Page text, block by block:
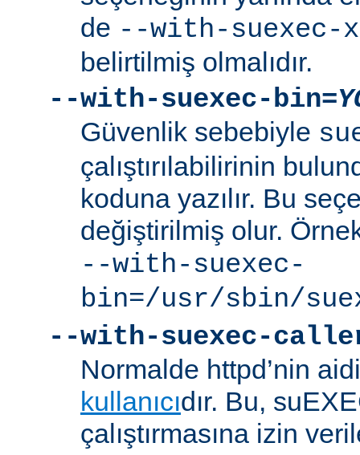
de --with-suexec-
belirtilmiş olmalıdır.
--with-suexec-bin=
Güvenlik sebebiyle
çalıştırılabilirinin
koduna yazılır. Bu
değiştirilmiş olur.
--with-suexec-
bin=/usr/sbin/
--with-suexec-
Normalde httpd’nin
kullanıcıdır. Bu,
çalıştırmasına izin